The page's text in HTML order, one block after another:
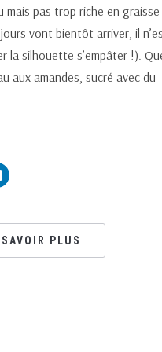
mais pas trop riche en
vont bientôt arriver, il
la silhouette s’empâter !).
aux amandes, sucré avec du
SAVOIR PLUS